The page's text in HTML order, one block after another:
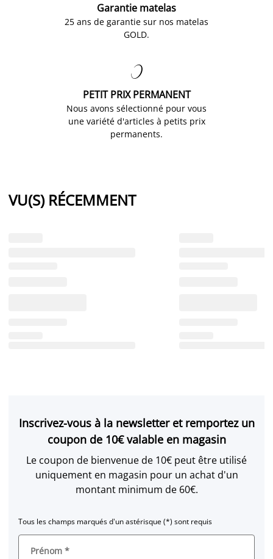
Garantie matelas
25 ans de garantie sur nos matelas
GOLD.

PETIT PRIX PERMANENT
Nous avons sélectionné pour vous
une variété d'articles à petits prix
permanents.
VU(S) RÉCEMMENT
Inscrivez-vous à la newsletter et remportez un
coupon de 10€ valable en magasin
Le coupon de bienvenue de 10€ peut être utilisé
uniquement en magasin pour un achat d'un
montant minimum de 60€.
Tous les champs marqués d'un astérisque (*) sont requis
Prénom *